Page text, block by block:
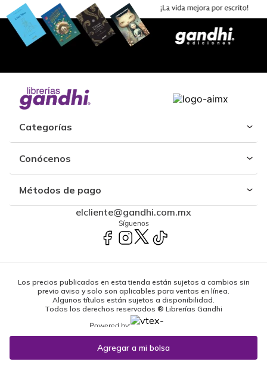
Categorías
Conócenos
Métodos de pago
elcliente@gandhi.com.mx
Síguenos
Los precios publicados en esta tienda están sujetos a cambios sin
previo aviso y solo son aplicables para ventas en línea.
Algunos títulos están sujetos a disponibilidad.
Todos los derechos reservados ® Librerías Gandhi
Powered by: